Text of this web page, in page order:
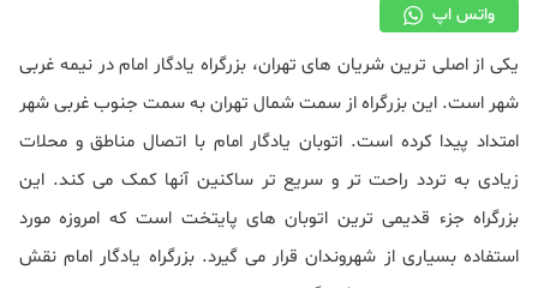
واتس اپ
یکی از اصلی ترین شریان های تهران، بزرگراه یادگار امام در نیمه غربی
شهر است. این بزرگراه از سمت شمال تهران به سمت جنوب غربی شهر
امتداد پیدا کرده است. اتوبان یادگار امام با اتصال مناطق و محلات
زیادی به تردد راحت تر و سریع تر ساکنین آنها کمک می کند. این
بزرگراه جزء قدیمی ترین اتوبان های پایتخت است که امروزه مورد
استفاده بسیاری از شهروندان قرار می گیرد. بزرگراه یادگار امام نقش